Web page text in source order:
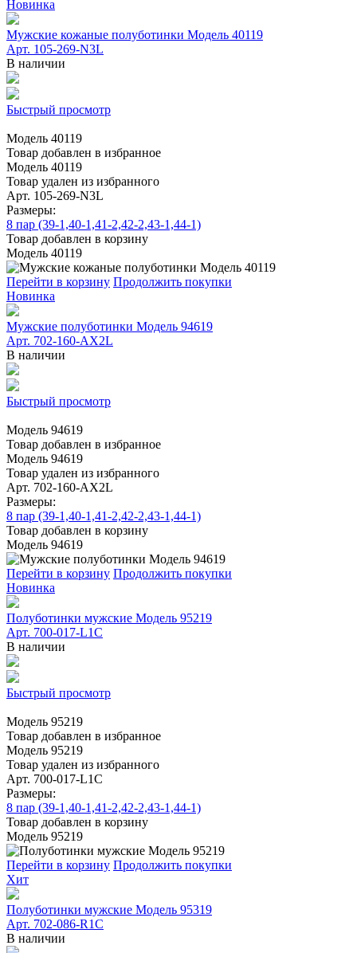
Новинка
Мужские кожаные полуботинки Модель 40119
Арт. 105-269-N3L
В наличии
Быстрый просмотр
Модель 40119
Товар добавлен в избранное
Модель 40119
Товар удален из избранного
Арт. 105-269-N3L
Размеры:
8 пар (39-1,40-1,41-2,42-2,43-1,44-1)
Товар добавлен в корзину
Модель 40119
Перейти в корзину Продолжить покупки
Новинка
Мужские полуботинки Модель 94619
Арт. 702-160-АХ2L
В наличии
Быстрый просмотр
Модель 94619
Товар добавлен в избранное
Модель 94619
Товар удален из избранного
Арт. 702-160-АХ2L
Размеры:
8 пар (39-1,40-1,41-2,42-2,43-1,44-1)
Товар добавлен в корзину
Модель 94619
Перейти в корзину Продолжить покупки
Новинка
Полуботинки мужские Модель 95219
Арт. 700-017-L1C
В наличии
Быстрый просмотр
Модель 95219
Товар добавлен в избранное
Модель 95219
Товар удален из избранного
Арт. 700-017-L1C
Размеры:
8 пар (39-1,40-1,41-2,42-2,43-1,44-1)
Товар добавлен в корзину
Модель 95219
Перейти в корзину Продолжить покупки
Хит
Полуботинки мужские Модель 95319
Арт. 702-086-R1C
В наличии